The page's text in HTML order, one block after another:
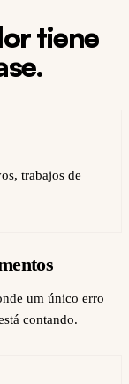
tiene
trabajos de
um único erro
contando.